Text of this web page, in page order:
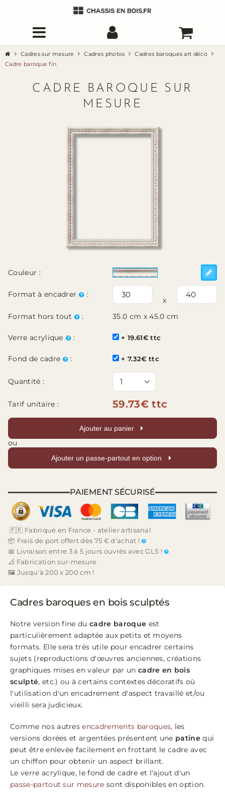
Cadres sur mesure Cadres photos
Cadres baroques art déco
Cadre baroque fin
CADRE BAROQUE SUR
MESURE
Couleur :
Format à encadrer :
x
Format hors tout
: 35.0 cm x 45.0 cm
Verre acrylique : + 19.61€ ttc
Fond de cadre : + 7.32€ ttc
Quantité :
Tarif unitaire : 59.73€ ttc
Ajouter au panier
ou
Ajouter un passe-partout en option
PAIEMENT SÉCURISÉ
🇫🇷 Fabriqué en France - atelier artisanal
📦 Frais de port offert dès 75 € d'achat !
📅 Livraison entre 3 à 5 jours ouvrés avec GLS !
📐 Fabrication sur-mesure
🖼️ Jusqu'à 200 x 200 cm !
Cadres baroques en bois sculptés
Notre version fine ducadre baroque est
particulièrement adaptée aux petits et moyens
formats. Elle sera très utile pour encadrer certains
sujets (reproductions d'œuvres anciennes, créations
graphiques mises en valeur par un cadre en bois
sculpté, etc.) ou à certains contextes décoratifs où
l'utilisation d'un encadrement d'aspect travaillé et/ou
vieilli sera judicieux.
Comme nos autresencadrements baroques, les
versions dorées et argentées présentent une patine qui
peut être enlevée facilement en frottant le cadre avec
un chiffon pour obtenir un aspect brillant.
Le verre acrylique, le fond de cadre et l'ajout d'un
passe-partout sur mesure sont disponibles en option.